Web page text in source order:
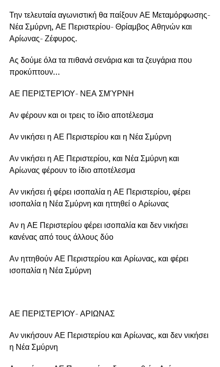
Την τελευταία αγωνιστική θα παίξουν ΑΕ Μεταμόρφωσης-
Νέα Σμύρνη, ΑΕ Περιστερίου- Θρίαμβος Αθηνών και
Αρίωνας- Ζέφυρος.
Ας δούμε όλα τα πιθανά σενάρια και τα ζευγάρια που
προκύπτουν…
ΑΕ ΠΕΡΙΣΤΕΡΊΟΥ- ΝΕΑ ΣΜΎΡΝΗ
Αν φέρουν και οι τρεις το ίδιο αποτέλεσμα
Αν νικήσει η ΑΕ Περιστερίου και η Νέα Σμύρνη
Αν νικήσει η ΑΕ Περιστερίου, και Νέα Σμύρνη και
Αρίωνας φέρουν το ίδιο αποτέλεσμα
Αν νικήσει ή φέρει ισοπαλία η ΑΕ Περιστερίου, φέρει
ισοπαλία η Νέα Σμύρνη και ηττηθεί ο Αρίωνας
Αν η ΑΕ Περιστερίου φέρει ισοπαλία και δεν νικήσει
κανένας από τους άλλους δύο
Αν ηττηθούν ΑΕ Περιστερίου και Αρίωνας, και φέρει
ισοπαλία η Νέα Σμύρνη
ΑΕ ΠΕΡΙΣΤΕΡΊΟΥ- ΑΡΙΩΝΑΣ
Αν νικήσουν ΑΕ Περιστερίου και Αρίωνας, και δεν νικήσει
η Νέα Σμύρνη